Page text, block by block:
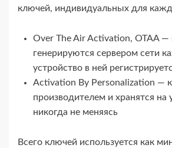
ключей, индивидуальных для
Over The Air Activation, OTAA —
генерируются сервером сети
устройство в ней
Activation By Personalization —
производителем и хранятся на
никогда не меняясь
Всего ключей используется как